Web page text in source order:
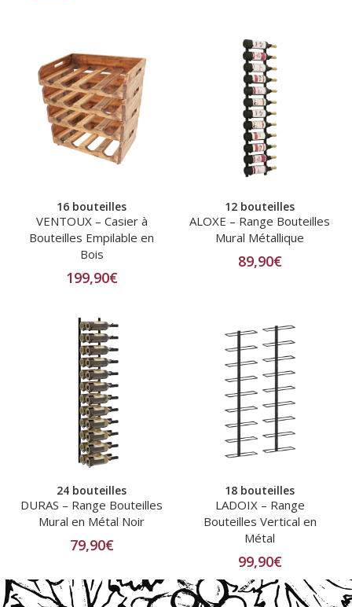
16 bouteilles
VENTOUX – Casier à
Bouteilles Empilable en
Bois
199,90€
12 bouteilles
ALOXE – Range Bouteilles
Mural Métallique
89,90€
24 bouteilles
DURAS – Range Bouteilles
Mural en Métal Noir
79,90€
18 bouteilles
LADOIX – Range
Bouteilles Vertical en
Métal
99,90€